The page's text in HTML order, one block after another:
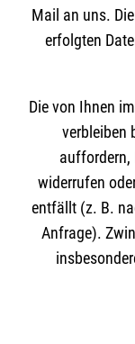
Mail an uns.
erfolgten
Die von Ihnen
verbleiben
auffordern,
widerrufen
entfällt (z. B.
Anfrage).